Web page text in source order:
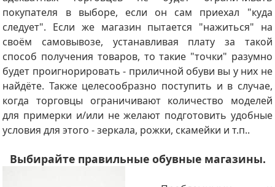
покупателя в выборе, если он сам приехал "куда
следует". Если же магазин пытается "нажиться" на
своём самовывозе, устанавливая плату за такой
способ получения товаров, то такие "точки" разумно
будет проигнорировать - приличной обуви вы у них не
найдёте. Также целесообразно поступить и в случае,
когда торговцы ограничивают количество моделей
для примерки и/или не желают подготовить удобные
условия для этого - зеркала, рожки, скамейки и т.п..
Выбирайте правильные обувные магазины.